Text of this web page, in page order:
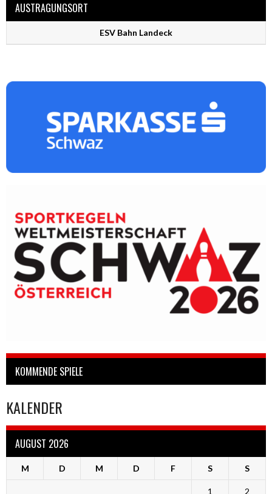
AUSTRAGUNGSORT
ESV Bahn Landeck
KOMMENDE SPIELE
KALENDER
AUGUST 2026
M D M D F S S
1 2